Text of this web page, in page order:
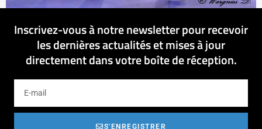
Inscrivez-vous à notre newsletter pour recevoir
les dernières actualités et mises à jour
directement dans votre boîte de réception.
S'ENREGISTRER